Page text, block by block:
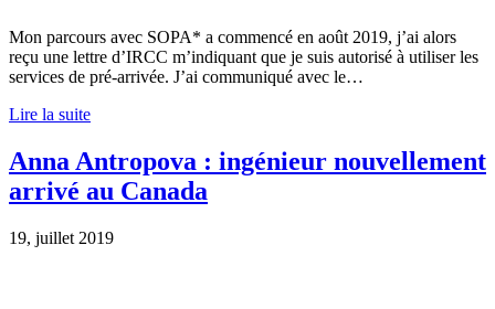
Mon parcours avec SOPA* a commencé en août 2019, j’ai alors
reçu une lettre d’IRCC m’indiquant que je suis autorisé à utiliser les
services de pré-arrivée. J’ai communiqué avec le…
Lire la suite
Anna Antropova : ingénieur nouvellement
arrivé au Canada
19, juillet 2019